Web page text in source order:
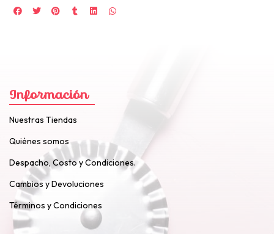
Información
Nuestras Tiendas
Quiénes somos
Despacho, Costo y Condiciones.
Cambios y Devoluciones
Términos y Condiciones